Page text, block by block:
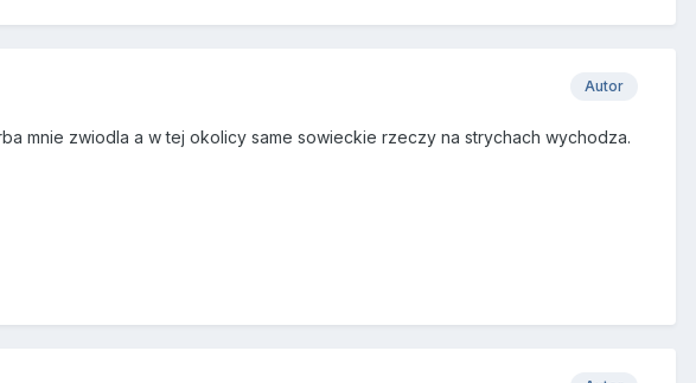
Autor
mnie zwiodla a w tej okolicy same sowieckie rzeczy na strychach wychodza.